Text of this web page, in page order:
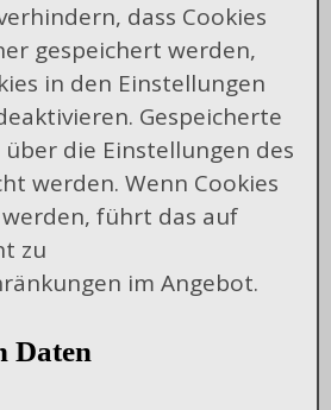
dass Cookies
gespeichert werden,
in den Einstellungen
Gespeicherte
die Einstellungen des
werden. Wenn Cookies
werden, führt das auf
zu
im Angebot.
Daten